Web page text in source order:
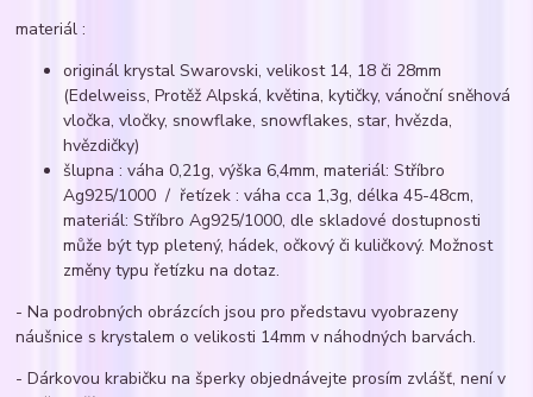
materiál :
originál krystal Swarovski, velikost 14, 18 či 28mm
(Edelweiss, Protěž Alpská, květina, kytičky, vánoční sněhová
vločka, vločky, snowflake, snowflakes, star, hvězda,
hvězdičky)
šlupna : váha 0,21g, výška 6,4mm, materiál: Stříbro
Ag925/1000 / řetízek : váha cca 1,3g, délka 45-48cm,
materiál: Stříbro Ag925/1000, dle skladové dostupnosti
může být typ pletený, hádek, očkový či kuličkový. Možnost
změny typu řetízku na dotaz.
- Na podrobných obrázcích jsou pro představu vyobrazeny
náušnice s krystalem o velikosti 14mm v náhodných barvách.
- Dárkovou krabičku na šperky objednávejte prosím zvlášť, není v